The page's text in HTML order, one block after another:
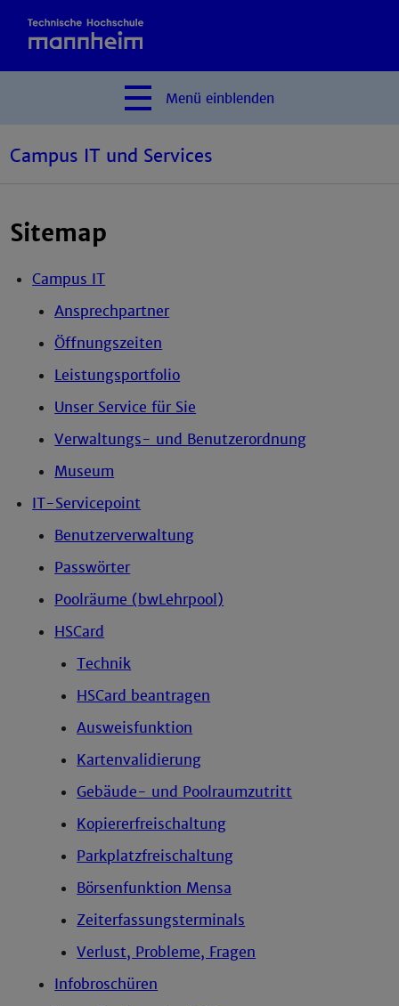
Menü einblenden
Campus IT und Services
Sitemap
Campus IT
Ansprechpartner
Öffnungszeiten
Leistungsportfolio
Unser Service für Sie
Verwaltungs- und Benutzerordnung
Museum
IT-Servicepoint
Benutzerverwaltung
Passwörter
Poolräume (bwLehrpool)
HSCard
Technik
HSCard beantragen
Ausweisfunktion
Kartenvalidierung
Gebäude- und Poolraumzutritt
Kopiererfreischaltung
Parkplatzfreischaltung
Börsenfunktion Mensa
Zeiterfassungsterminals
Verlust, Probleme, Fragen
Infobroschüren